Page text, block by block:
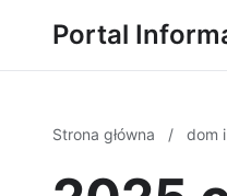
Portal
Strona główna / dom